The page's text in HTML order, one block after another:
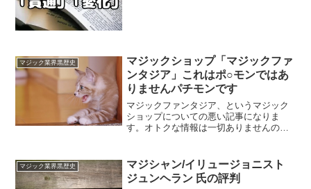
マジック業界黒歴史
マジックショップ「マジックファ
ンタジア」これはポ○モンではあ
りませんパチモンです
マジックファンタジア、というマジック
ショップについての悪い記事になりま
す。オトクな情報は一切ありませんので
すすめ出来ない」です。みなさんはこの
キャラクター・この商品を知...
マジック業界黒歴史
マジシャン/イリュージョニスト
ジュンヘラン 氏の評判